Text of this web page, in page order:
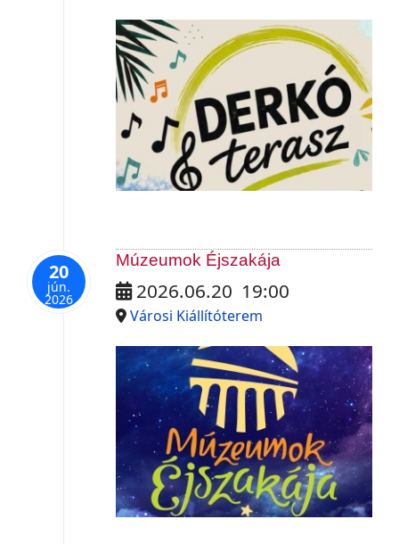
20
jún.
2026
Múzeumok Éjszakája
2026.06.20 19:00
Városi Kiállítóterem